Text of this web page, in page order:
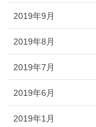
2019年9月
2019年8月
2019年7月
2019年6月
2019年1月